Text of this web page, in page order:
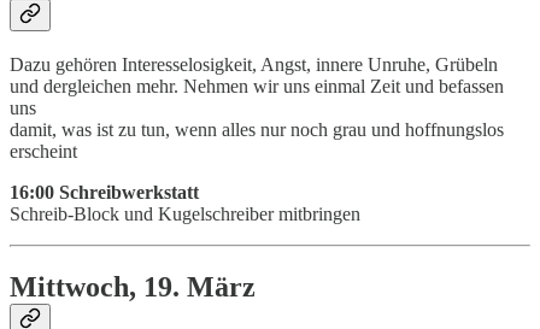
Dazu gehören Interesselosigkeit, Angst, innere Unruhe, Grübeln
und dergleichen mehr. Nehmen wir uns einmal Zeit und befassen
uns
damit, was ist zu tun, wenn alles nur noch grau und hoffnungslos
erscheint
16:00 Schreibwerkstatt
Schreib-Block und Kugelschreiber mitbringen
Mittwoch, 19. März